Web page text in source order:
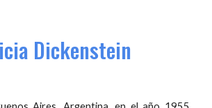
Dickenstein